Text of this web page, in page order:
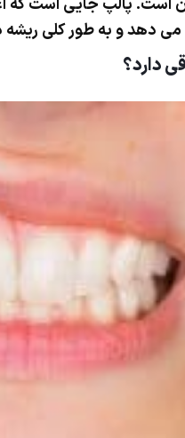
است. پالپ جایی است
دهد و به طور کلی ریشه
دارد؟